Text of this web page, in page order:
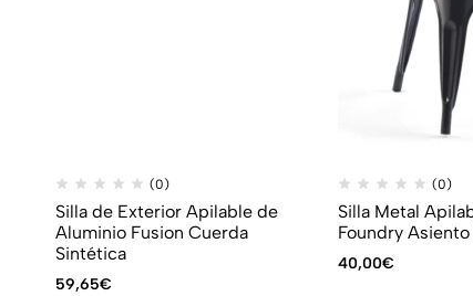
(0)
Silla de Exterior Apilable de
Aluminio Fusion Cuerda
Sintética
59,65€
(0)
Silla Metal
Foundry
40,00€